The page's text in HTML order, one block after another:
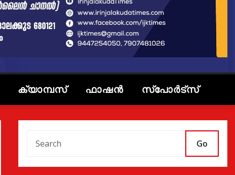
ക്യാമ്പസ് ഫാഷൻ സ്പോർട്സ്
Go